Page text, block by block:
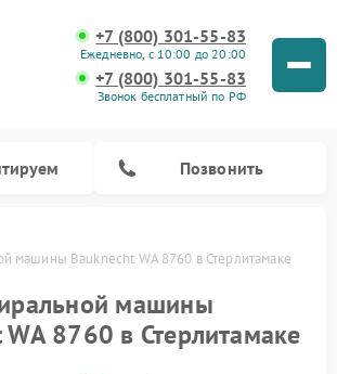
+7 (800) 301-55-83
Ежедневно, с 10:00 до 20:00
+7 (800) 301-55-83
Звонок бесплатный по РФ
Позвонить
машины Bauknecht WA 8760 в Стерлитамаке
машины
8760 в Стерлитамаке